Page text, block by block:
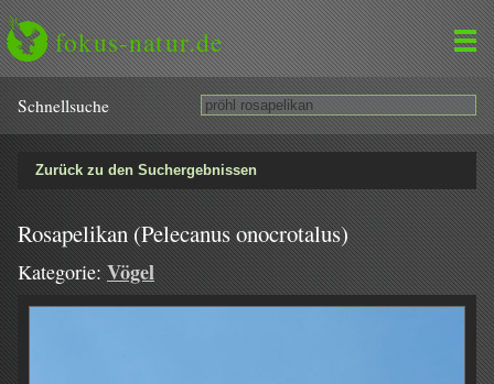
fokus-natur.de
Schnell­suche
Zurück zu den Suchergebnissen
Rosapelikan (Pelecanus onocrotalus)
Kategorie: Vögel